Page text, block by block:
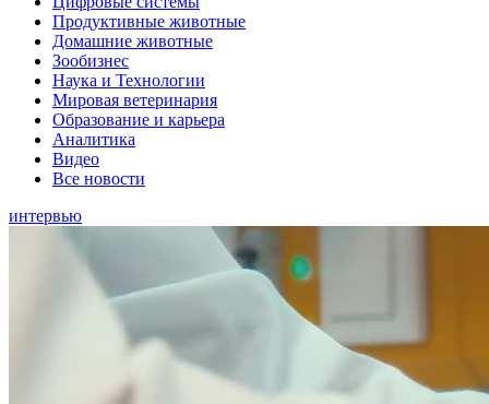
Продуктивные животные
Домашние животные
Зообизнес
Наука и Технологии
Мировая ветеринария
Образование и карьера
Аналитика
Видео
Все новости
интервью